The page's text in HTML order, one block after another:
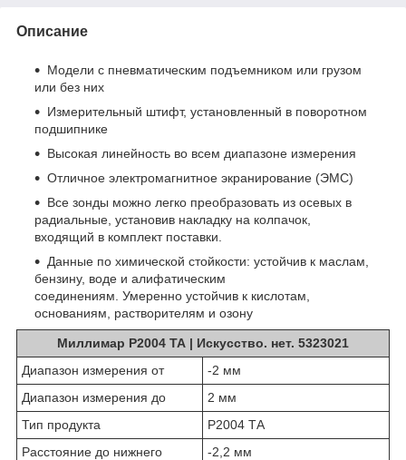
Описание
Модели с пневматическим подъемником или грузом
или без них
Измерительный штифт, установленный в поворотном
подшипнике
Высокая линейность во всем диапазоне измерения
Отличное электромагнитное экранирование (ЭМС)
Все зонды можно легко преобразовать из осевых в
радиальные, установив накладку на колпачок,
входящий в комплект поставки.
Данные по химической стойкости: устойчив к маслам,
бензину, воде и алифатическим
соединениям. Умеренно устойчив к кислотам,
основаниям, растворителям и озону
Миллимар P2004 ТА | Искусство. нет. 5323021
Диапазон измерения от
-2 мм
Диапазон измерения до
2 мм
Тип продукта
P2004 ТА
Расстояние до нижнего
-2,2 мм